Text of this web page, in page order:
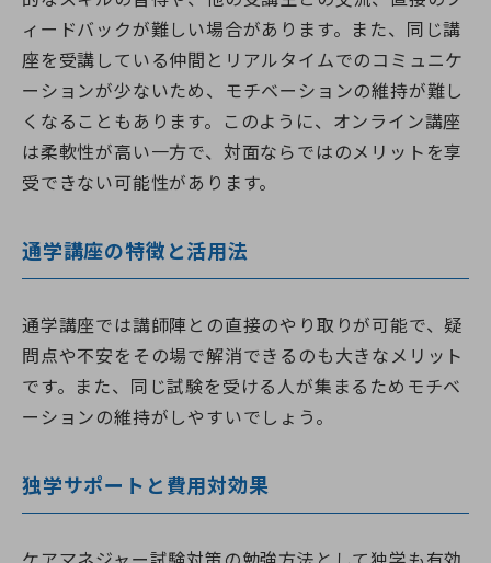
ィードバックが難しい場合があります。また、同じ講
座を受講している仲間とリアルタイムでのコミュニケ
ーションが少ないため、モチベーションの維持が難し
くなることもあります。このように、オンライン講座
は柔軟性が高い一方で、対面ならではのメリットを享
受できない可能性があります。
通学講座の特徴と活用法
通学講座では講師陣との直接のやり取りが可能で、疑
問点や不安をその場で解消できるのも大きなメリット
です。また、同じ試験を受ける人が集まるためモチベ
ーションの維持がしやすいでしょう。
独学サポートと費用対効果